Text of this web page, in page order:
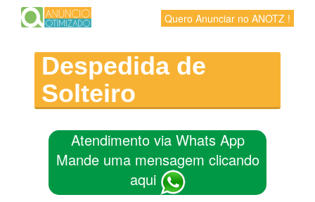
Quero Anunciar no ANOTZ !
Despedida de
Solteiro
Atendimento via Whats App
Mande uma mensagem clicando
aqui